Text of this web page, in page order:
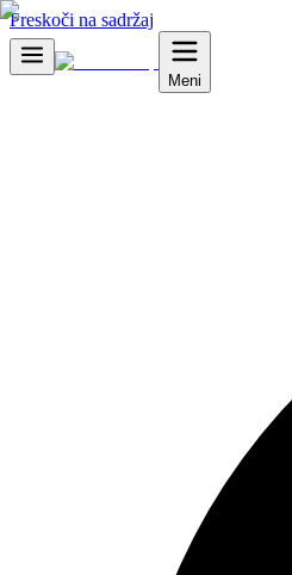
Preskoči na sadržaj
Meni